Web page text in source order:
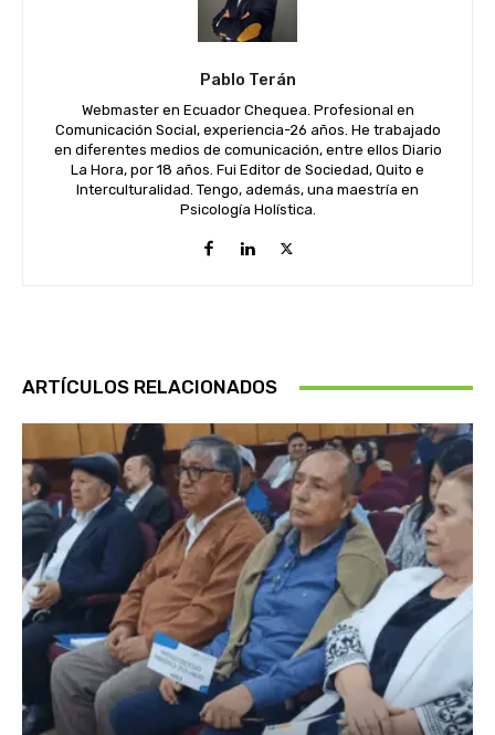
Pablo Terán
Webmaster en Ecuador Chequea. Profesional en
Comunicación Social, experiencia-26 años. He trabajado
en diferentes medios de comunicación, entre ellos Diario
La Hora, por 18 años. Fui Editor de Sociedad, Quito e
Interculturalidad. Tengo, además, una maestría en
Psicología Holística.
ARTÍCULOS RELACIONADOS